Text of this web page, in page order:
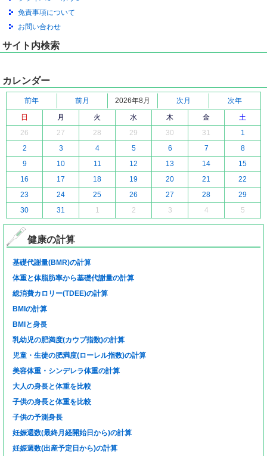
免責事項について
お問い合わせ
サイト内検索
カレンダー
前年 前月 2026年8月 次月
次年
日
月 火 水 木 金
土
26
27 28 29 30 31
1
2
3 4 5 6 7
8
9
10 11 12 13 14
15
16
17 18 19 20 21
22
23
24 25 26 27 28
29
30
31 1 2 3 4 5
健康の計算
基礎代謝量(BMR)の計算
体重と体脂肪率から基礎代謝量の計算
総消費カロリー(TDEE)の計算
BMIの計算
BMIと身長
乳幼児の肥満度(カウプ指数)の計算
児童・生徒の肥満度(ローレル指数)の計算
美容体重・シンデレラ体重の計算
大人の身長と体重を比較
子供の身長と体重を比較
子供の予測身長
妊娠週数(最終月経開始日から)の計算
妊娠週数(出産予定日から)の計算